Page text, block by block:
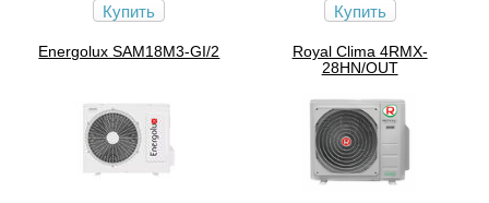
Купить Купить
Energolux SAM18M3-GI/2
Royal Clima 4RMX-
28HN/OUT